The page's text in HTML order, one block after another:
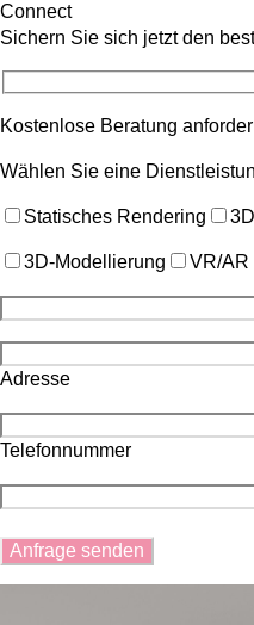
Connect
Sichern Sie sich jetzt den
Kostenlose Beratung
Wählen Sie eine
Statisches Rendering
3D-Modellierung VR/AR
Adresse
Telefonnummer